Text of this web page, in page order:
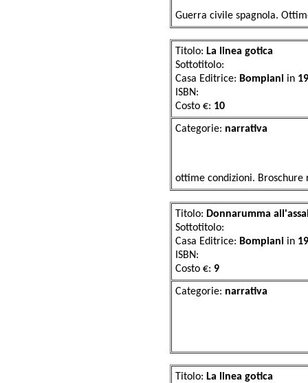
Guerra civile spagnola.
Titolo: La linea gotica
Sottotitolo:
Casa Editrice: Bompiani in
ISBN:
Costo €: 10
Categorie:
ottime condizioni.
Titolo: Donnarumma
Sottotitolo:
Casa Editrice: Bompiani in
ISBN:
Costo €: 9
Categorie:
Titolo: La linea gotica